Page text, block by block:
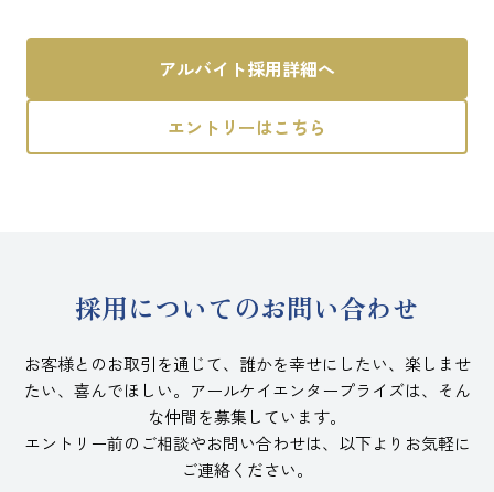
アルバイト採用詳細へ
エントリーはこちら
採用についてのお問い合わせ
お客様とのお取引を通じて、誰かを幸せにしたい、楽しませ
たい、喜んでほしい。アールケイエンタープライズは、そん
な仲間を募集しています。
エントリー前のご相談やお問い合わせは、以下よりお気軽に
ご連絡ください。